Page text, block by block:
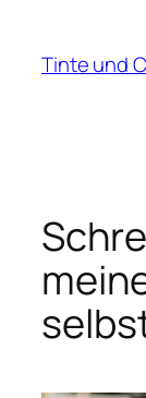
springen
Tinte und